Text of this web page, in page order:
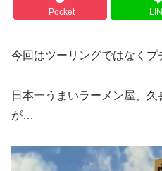
Pocket
今回はツーリングではなくプ
日本一うまいラーメン屋、
が…